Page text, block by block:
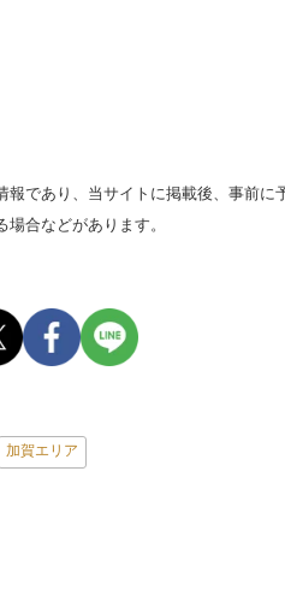
であり、当サイトに掲載後、事前に
合などがあります。
加賀エリア